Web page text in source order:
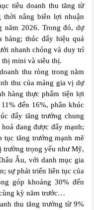
tiêu doanh thu tăng từ
nâng biên lợi nhuận
năm 2026. Trong đó, dự
thúc đẩy hiệu quả
nhanh chóng và duy trì
thị mini và siêu thị.
thu ròng trong năm
thu của mảng gia vị dự
hàng thực phẩm tiện lợi
đến 16%, phân khúc
đẩy tăng trưởng chung
đang được đẩy mạnh;
tục tăng trưởng mạnh mẽ
trường trọng yếu như Mỹ,
Âu, với danh mục gia
sự phát triển liên tục của
góp khoảng 30% đến
kỳ năm trước…
thu tăng trưởng từ 9%